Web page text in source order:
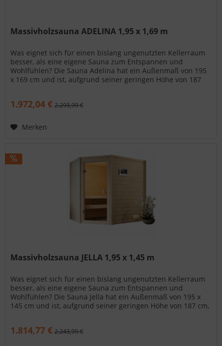
Massivholzsauna ADELINA 1,95 x 1,69 m
Was eignet sich für einen bislang ungenutzten Kellerraum
besser, als eine eigene Sauna zum Entspannen und
Wohlfühlen? Die Sauna Adelina hat ein Außenmaß von 195
x 169 cm und ist, aufgrund seiner geringen Höhe von 187
1.972,04 € 2.293,99 €
Merken
Massivholzsauna JELLA 1,95 x 1,45 m
Was eignet sich für einen bislang ungenutzten Kellerraum
besser, als eine eigene Sauna zum Entspannen und
Wohlfühlen? Die Sauna Jella hat ein Außenmaß von 195 x
145 cm und ist, aufgrund seiner geringen Höhe von 187 cm,
1.814,77 € 2.243,99 €